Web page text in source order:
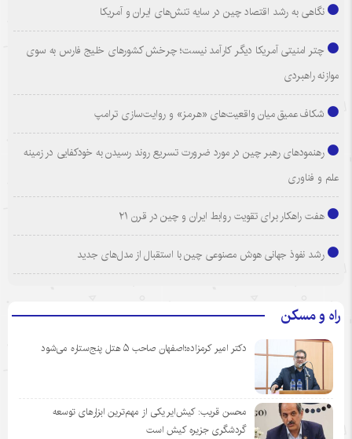
نگاهی به رشد اقتصاد چین در سایه تنش‌های ایران و آمریکا
چتر امنیتی آمریکا دیگر کارآمد نیست؛ چرخش کشورهای خلیج فارس به سوی
موازنه راهبردی
شکاف عمیق میان واقعیت‌های «هرمز» و روایت‌سازی ترامپ
رهنمودهای رهبر چین در مورد ضرورت تسریع روند رسیدن به خودکفایی در زمینه
علم و فناوری
هفت راهکار برای تقویت روابط ایران و چین در قرن ۲۱
رشد نفوذ جهانی هوش مصنوعی چین با استقبال از مدل‌های جدید
راه و مسکن
دکتر امیر کرمزاده؛اصفهان صاحب ۵ هتل پنج‌ستاره می‌شود
محسن قریب: کیش‌ایر یکی از مهم‌ترین ابزارهای توسعه
گردشگری جزیره کیش است